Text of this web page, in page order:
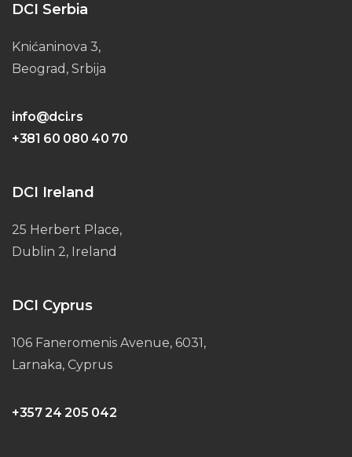
DCI Serbia
Knićaninova 3,
Beograd, Srbija
info@dci.rs
+381 60 080 40 70
DCI Ireland
25 Herbert Place,
Dublin 2, Ireland
DCI Cyprus
106 Faneromenis Avenue, 6031,
Larnaka, Cyprus
+357 24 205 042